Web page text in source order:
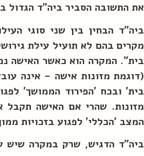
את התשובה הסביר ביה"ד הגדול
ביה"ד הבחין בין שני סוגי
מקרים בהם לא תועיל עילת
בית". המקרה הוא כאשר האישה
(דוגמת מזונות אישה – אינה
בית' ובכח 'הפירוד הממושך'
מזונות. שהרי אם האישה תקבל
המצב 'הכללי' לפגוע בזכויות
ביה"ד הדגיש, שרק במקרה שיש